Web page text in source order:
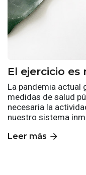
El ejercicio es
La pandemia actual
medidas de salud
necesaria la
nuestro sistema
Leer más arrow_forward